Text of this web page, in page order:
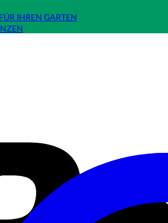
IHREN GARTEN